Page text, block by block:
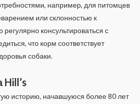
например, для питомцев
или склонностью к
консультироваться с
что корм соответствует
собаки.
историю, начавшуюся более 80 лет